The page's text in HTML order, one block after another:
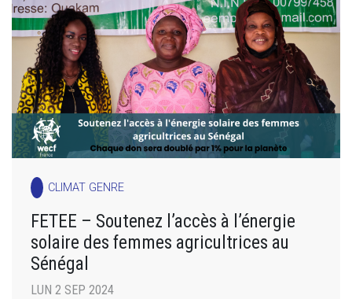
CLIMAT GENRE
FETEE – Soutenez l’accès à l’énergie
solaire des femmes agricultrices au
Sénégal
LUN 2 SEP 2024